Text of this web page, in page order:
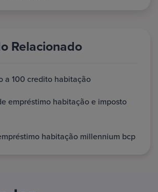
Relacionado
a 100 credito habitação
empréstimo habitação e imposto
habitação millennium bcp